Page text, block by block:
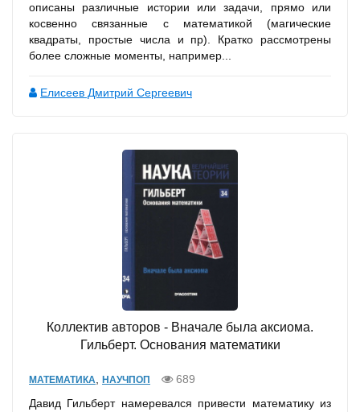
описаны различные истории или задачи, прямо или
косвенно связанные с математикой (магические
квадраты, простые числа и пр). Кратко рассмотрены
более сложные моменты, например...
Елисеев Дмитрий Сергеевич
Коллектив авторов - Вначале была аксиома.
Гильберт. Основания математики
МАТЕМАТИКА НАУЧПОП
689
Давид Гильберт намеревался привести математику из